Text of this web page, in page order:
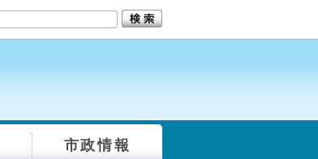
市政情報